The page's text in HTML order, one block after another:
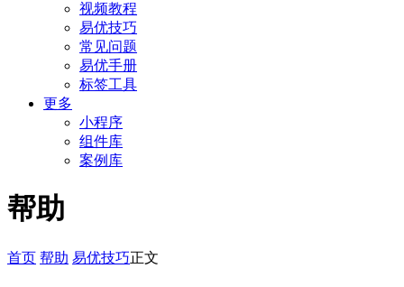
视频教程
易优技巧
常见问题
易优手册
标签工具
更多
小程序
组件库
案例库
帮助
首页 帮助 易优技巧正文